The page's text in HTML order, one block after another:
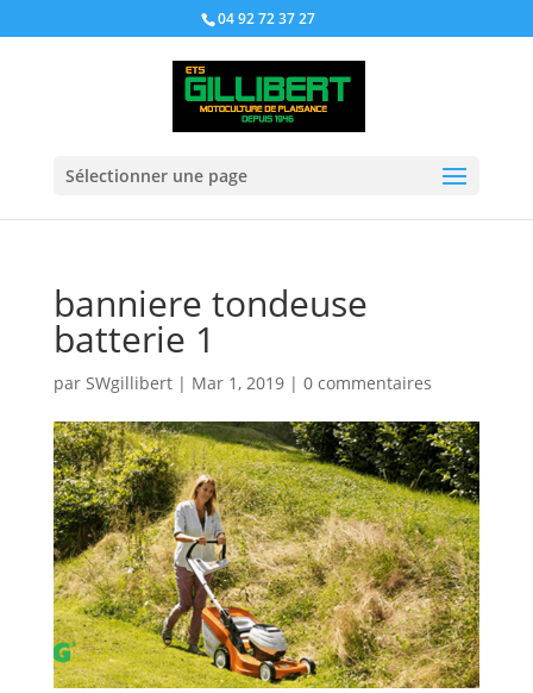
04 92 72 37 27
Sélectionner une page
banniere tondeuse
batterie 1
par SWgillibert| Mar 1, 2019| 0 commentaires